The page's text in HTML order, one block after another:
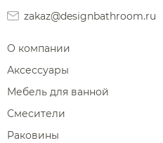
zakaz@designbathroom.ru
О компании
Аксессуары
Мебель для ванной
Смесители
Раковины